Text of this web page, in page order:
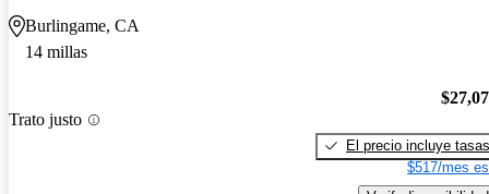
Burlingame, CA
14 millas
Trato justo
El precio incluye tasas
$517/mes